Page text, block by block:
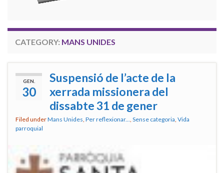
CATEGORY: MANS UNIDES
GEN.
30
Suspensió de l’acte de la
xerrada missionera del
dissabte 31 de gener
Filed underMans Unides, Per reflexionar..., Sense categoria, Vida
parroquial